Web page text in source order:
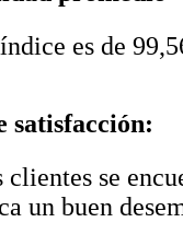
es de
satisfacción:
se
un buen